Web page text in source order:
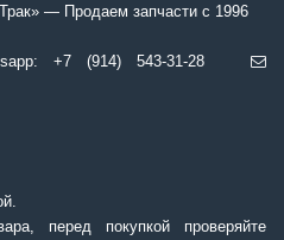
— Продаем запчасти с 1996
+7 (914) 543-31-28
перед покупкой проверяйте